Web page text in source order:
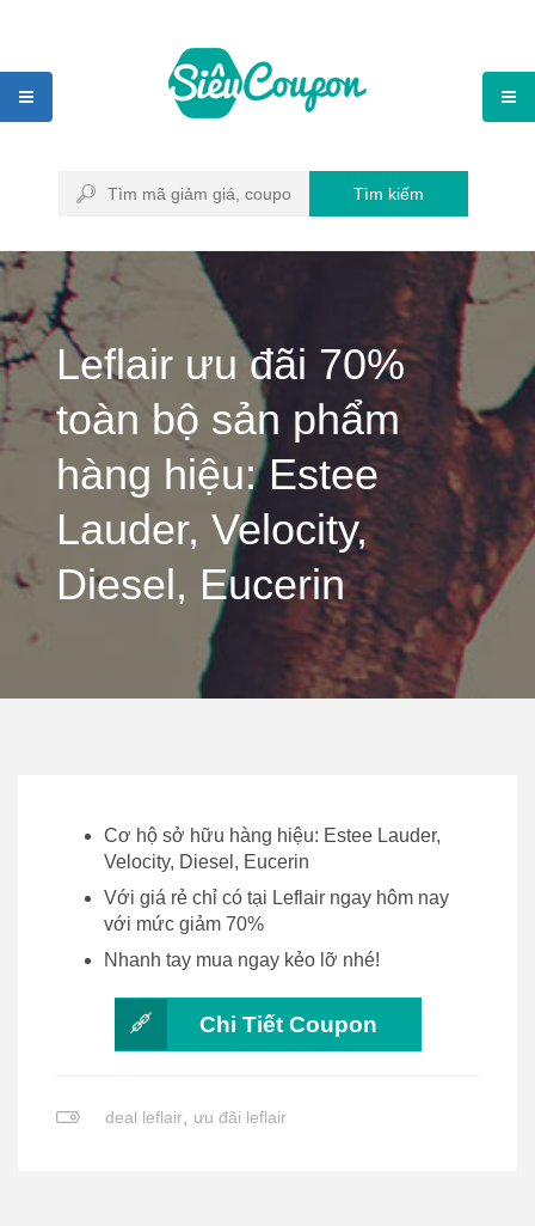
Tìm kiếm
Leflair ưu đãi 70%
toàn bộ sản phẩm
hàng hiệu: Estee
Lauder, Velocity,
Diesel, Eucerin
Cơ hộ sở hữu hàng hiệu: Estee Lauder,
Velocity, Diesel, Eucerin
Với giá rẻ chỉ có tại Leflair ngay hôm nay
với mức giảm 70%
Nhanh tay mua ngay kẻo lỡ nhé!
Chi Tiết Coupon
deal leflair, ưu đãi leflair